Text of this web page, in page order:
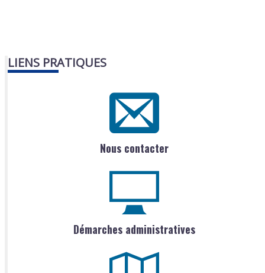
LIENS PRATIQUES
Nous contacter
Démarches administratives